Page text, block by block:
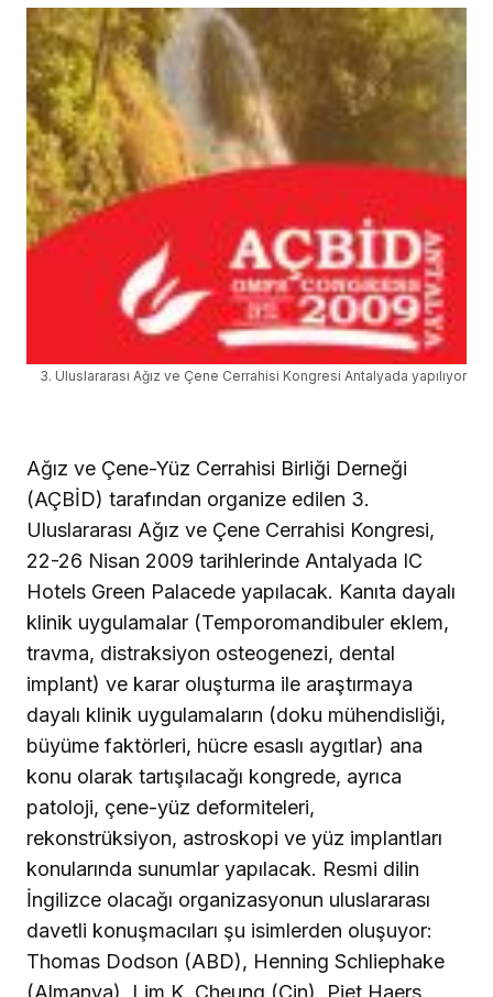
3. Uluslararası Ağız ve Çene Cerrahisi Kongresi Antalyada yapılıyor
Ağız ve Çene-Yüz Cerrahisi Birliği Derneği
(AÇBİD) tarafından organize edilen 3.
Uluslararası Ağız ve Çene Cerrahisi Kongresi,
22-26 Nisan 2009 tarihlerinde Antalyada IC
Hotels Green Palacede yapılacak. Kanıta dayalı
klinik uygulamalar (Temporomandibuler eklem,
travma, distraksiyon osteogenezi, dental
implant) ve karar oluşturma ile araştırmaya
dayalı klinik uygulamaların (doku mühendisliği,
büyüme faktörleri, hücre esaslı aygıtlar) ana
konu olarak tartışılacağı kongrede, ayrıca
patoloji, çene-yüz deformiteleri,
rekonstrüksiyon, astroskopi ve yüz implantları
konularında sunumlar yapılacak. Resmi dilin
İngilizce olacağı organizasyonun uluslararası
davetli konuşmacıları şu isimlerden oluşuyor:
Thomas Dodson (ABD), Henning Schliephake
(Almanya), Lim K. Cheung (Çin), Piet Haers